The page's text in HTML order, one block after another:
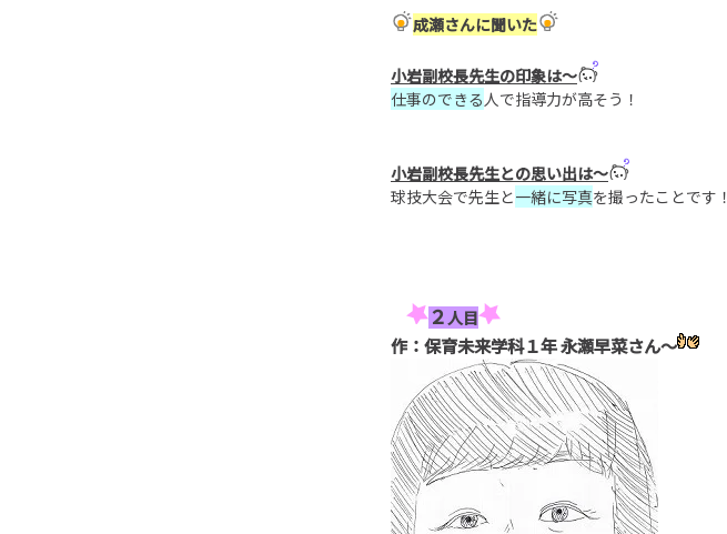
成瀬さんに聞いた
小岩副校長先生の印象は～
仕事のできる人で指導力が高そう！
小岩副校長先生との思い出は～
球技大会で先生と一緒に写真を撮ったことです！
２人目
作：保育未来学科１年 永瀬早菜さん～